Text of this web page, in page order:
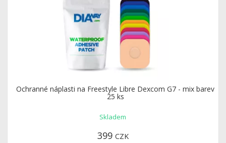
Ochranné náplasti na Freestyle Libre Dexcom G7 - mix barev
25 ks
Skladem
399 CZK